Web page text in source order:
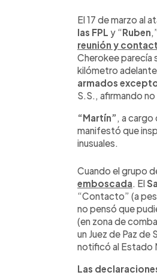
El 17 de marzo al
las FPL y “Ruben
reunión y
Cherokee parecía
kilómetro
armados
S.S., afirmando
“Martín”, a cargo
manifestó que
inusuales.
Cuando el grupo
emboscada. El
“Contacto” (a
no pensó que
(en zona de
un Juez de Paz
notificó al Estado
Las